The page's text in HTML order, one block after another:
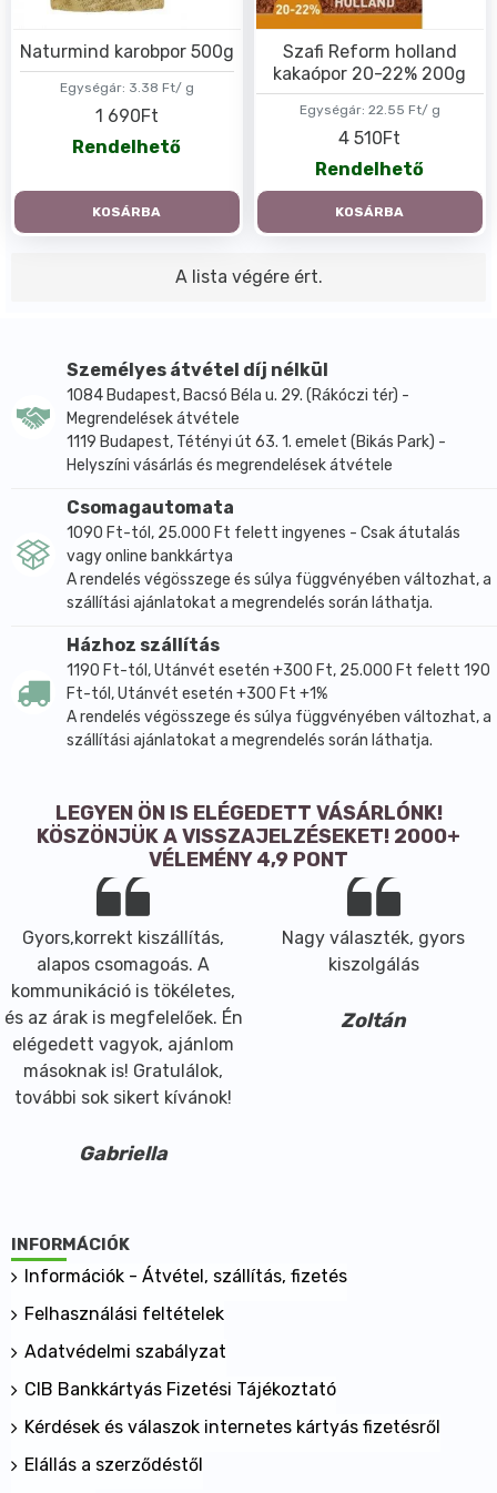
Egységár: 3.38 Ft/ g
Naturmind karobpor 500g
1 690Ft
Rendelhető
KOSÁRBA
Egységár: 22.55 Ft/ g
Szafi Reform holland
kakaópor 20-22% 200g
4 510Ft
Rendelhető
KOSÁRBA
A lista végére ért.
Személyes átvétel díj nélkül
1084 Budapest, Bacsó Béla u. 29. (Rákóczi tér) -
Megrendelések átvétele
1119 Budapest, Tétényi út 63. 1. emelet (Bikás Park) -
Helyszíni vásárlás és megrendelések átvétele
Csomagautomata
1090 Ft-tól, 25.000 Ft felett ingyenes - Csak átutalás
vagy online bankkártya
A rendelés végösszege és súlya függvényében változhat, a
szállítási ajánlatokat a megrendelés során láthatja.
Házhoz szállítás
1190 Ft-tól, Utánvét esetén +300 Ft, 25.000 Ft felett 190
Ft-tól, Utánvét esetén +300 Ft +1%
A rendelés végösszege és súlya függvényében változhat, a
szállítási ajánlatokat a megrendelés során láthatja.
LEGYEN ÖN IS ELÉGEDETT VÁSÁRLÓNK!
KÖSZÖNJÜK A VISSZAJELZÉSEKET! 2000+
VÉLEMÉNY 4,9 PONT
Gyors,korrekt kiszállítás,
alapos csomagoás. A
kommunikáció is tökéletes,
és az árak is megfelelőek. Én
elégedett vagyok, ajánlom
másoknak is! Gratulálok,
további sok sikert kívánok!
Gabriella
Nagy választék, gyors
kiszolgálás
Zoltán
INFORMÁCIÓK
Információk - Átvétel, szállítás, fizetés
Felhasználási feltételek
Adatvédelmi szabályzat
CIB Bankkártyás Fizetési Tájékoztató
Kérdések és válaszok internetes kártyás fizetésről
Elállás a szerződéstől